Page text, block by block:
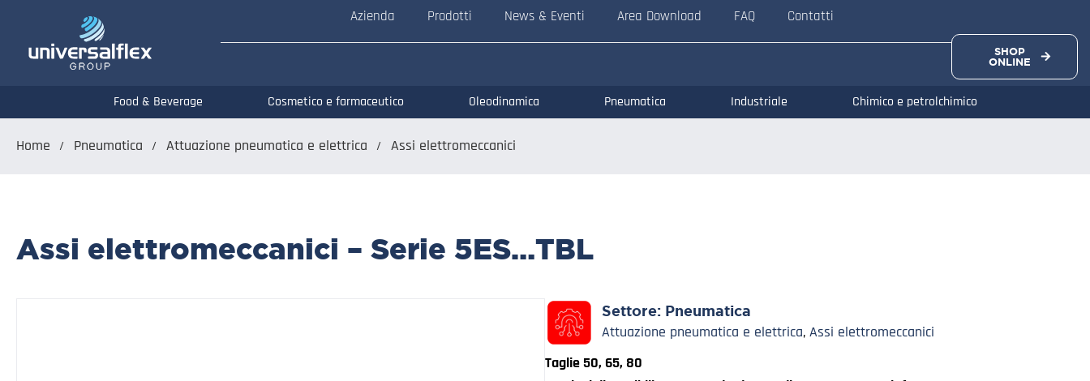
Azienda Prodotti News & Eventi Area Download FAQ Contatti
SHOP
ONLINE
Food & Beverage Cosmetico e farmaceutico Oleodinamica Pneumatica Industriale Chimico e petrolchimico
Home Pneumatica Attuazione pneumatica e elettrica Assi elettromeccanici
Assi elettromeccanici – Serie 5ES…TBL
Settore: Pneumatica
Attuazione pneumatica e elettrica, Assi elettromeccanici
Taglie 50, 65, 80